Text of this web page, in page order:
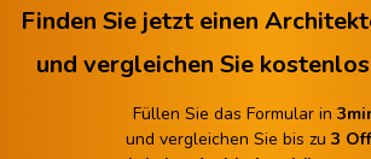
Finden Sie jetzt einen
und vergleichen Sie
Füllen Sie das Formular in
und vergleichen Sie bis zu 3